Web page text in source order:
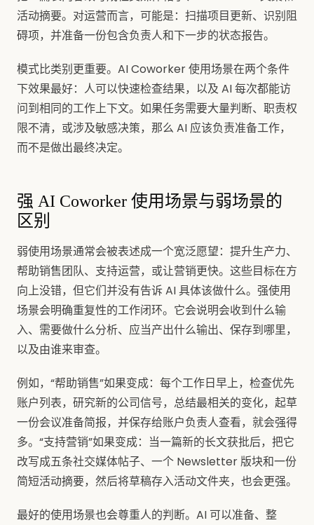
活动摘要。对运营而言，可能是：扫描项目更新、识别阻
碍项，并准备一份包含负责人和下一步的状态报告。
模式比类别更重要。AI Coworker 使用场景在两个条件
下效果最好：人可以快速检查结果，以及 AI 每次都能访
问到相同的工作上下文。如果任务需要大量判断、职责权
限不清，或涉及敏感决策，那么 AI 应该负责准备工作，
而不是做出最终决定。
强 AI Coworker 使用场景与弱场景的
区别
弱使用场景通常会被表述成一个宽泛愿望：提升生产力、
帮助销售团队、支持运营，或让营销更快。这些目标在方
向上没错，但它们并没有告诉 AI 具体该做什么。强使用
场景会明确重复性的工作闭环。它会说明会收到什么输
入、需要做什么分析、应当产出什么输出、保存到哪里，
以及由谁来审查。
例如，“帮助销售”如果变成：每个工作日早上，检查优先
账户列表，研究新的公司信号，总结最相关的变化，起草
一份会议准备简报，并保存给账户负责人查看，就会强得
多。“支持营销”如果变成：当一篇新的长文获批后，把它
改写成五条社交媒体帖子、一个 Newsletter 版块和一份
简短活动摘要，然后将草稿存入活动文件夹，也会更强。
最好的使用场景也会尊重人的判断。AI 可以准备、整